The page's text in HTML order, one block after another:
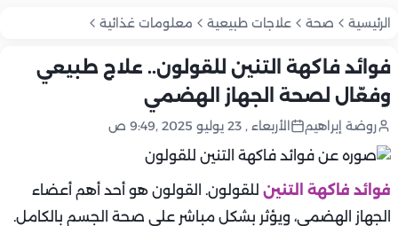
الرئيسية صحة علاجات طبيعية معلومات غذائية
فوائد فاكهة التنين للقولون.. علاج طبيعي
وفعّال لصحة الجهاز الهضمي
روضة إبراهيم الأربعاء , 23 يوليو 2025 ,9:49 ص
فوائد فاكهة التنين للقولون. القولون هو أحد أهم أعضاء
الجهاز الهضمي، ويؤثر بشكل مباشر على صحة الجسم بالكامل.